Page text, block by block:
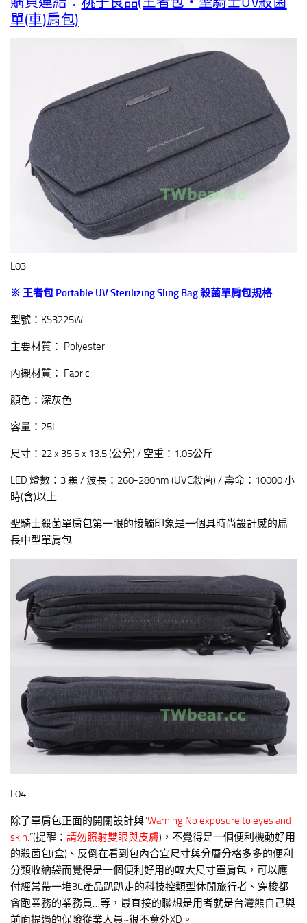
單(車)肩包)
L03
※ 王者包 Portable UV Sterilizing Sling Bag殺菌單肩包規格
型號：KS3225W
主要材質： Polyester
內襯材質： Fabric
顏色：深灰色
容量：25L
尺寸：22 x 35.5 x 13.5 (公分) / 空重：1.05公斤
LED 燈數：3 顆 / 波長：260-280nm (UVC殺菌) / 壽命：10000 小
時(含)以上
聖騎士殺菌單肩包第一眼的接觸印象是一個具時尚設計感的扁
長中型單肩包
L04
除了單肩包正面的開關設計與”Warning:No exposure to eyes and
skin.”(提醒： 請勿照射雙眼與皮膚)，不覺得是一個便利機動好用
的殺菌包(盒)、反倒在看到包內合宜尺寸與分層分格多多的便利
分類收納袋而覺得是一個便利好用的較大尺寸單肩包，可以應
付經常帶一堆3C產品趴趴走的科技控類型休閒旅行者、穿梭都
會跑業務的業務員…等，最直接的聯想是用者就是台灣熊自己與
前面提過的保險從業人員~很不意外XD。